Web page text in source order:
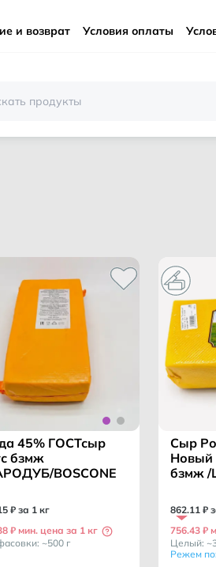
и возврат Условия оплаты
45% ГОСТсыр
бзмж
BOSCONE
₽ за 1 кг
₽ мин. цена за 1 кг
~500 г
Сыр
Новый
бзмж
862.11 ₽
756.43 ₽
Целый:
Режем